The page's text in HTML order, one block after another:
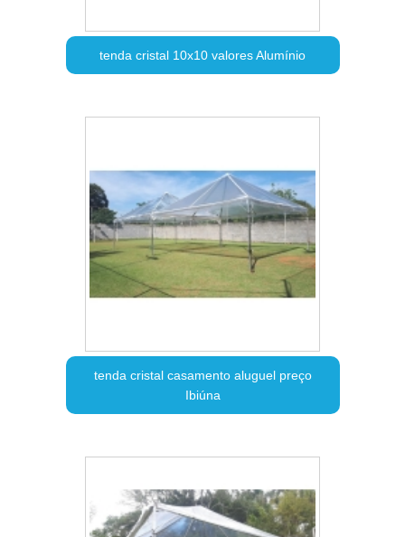
tenda cristal 10x10 valores Alumínio
tenda cristal casamento aluguel preço
Ibiúna